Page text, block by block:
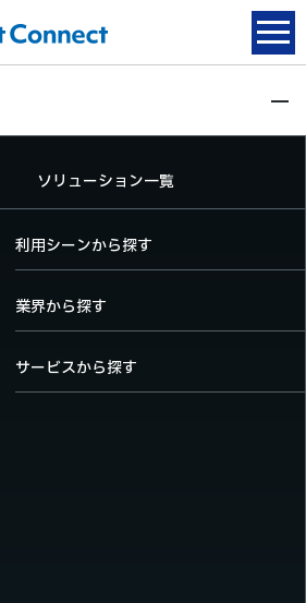
動画配信
動画配信
TOP
動画配信サービス一覧
料金・機能
XR関連
TOP
XRサービス一覧
放送DX
TOP
放送DXサービス一覧
ソリューション一覧
利用シーンから探す
業界から探す
サービスから探す
ッドカーペットの配信を
し、
提供
2024年には第37回を迎えた東京国際映画
大の映画祭であり、国際映画製作者連盟
国際映画祭としては、日本で唯一の存在で